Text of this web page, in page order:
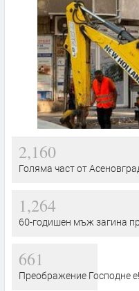
2,160
Голяма част от
1,264
60-годишен мъж загина
661
Преображение Господне е!